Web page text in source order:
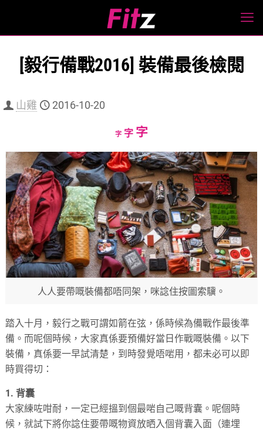
[毅行備戰2016] 裝備最後檢閱
山雞 2016-10-20
字Decrease
size.
字Reset
size.
字Increase
size.
人人要帶嘅裝備都唔同架，咪諗住按圖索驥。
踏入十月，毅行之戰可謂如箭在弦，係時候為備戰作最後準
備。而呢個時候，大家真係要預備好當日作戰嘅裝備。以下
裝備，真係要一早試清楚，到時發覺唔啱用，都未必可以即
時買得切：
1. 背囊
大家練咗咁耐，一定已經搵到個最啱自己嘅背囊。呢個時
候，就試下將你諗住要帶嘅物資放晒入個背囊入面（連埋